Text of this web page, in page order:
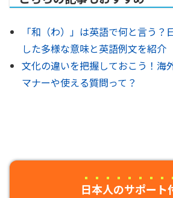
「和（わ）」は英語で何と言う？
した多様な意味と英語例文を紹介
文化の違いを把握しておこう！海
マナーや使える質問って？
日本人のサポート